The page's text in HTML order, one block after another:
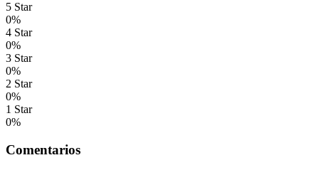
5 Star
0%
4 Star
0%
3 Star
0%
2 Star
0%
1 Star
0%
Comentarios